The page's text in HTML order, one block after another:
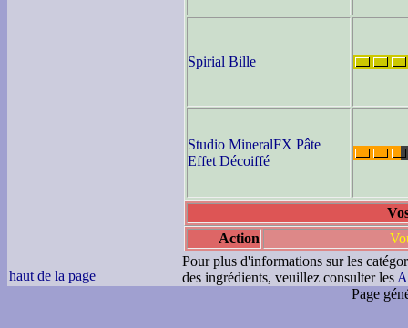
Spirial Bille
Studio MineralFX Pâte
Effet Décoiffé
Action
haut de la page
Pour plus d'informations sur les
des ingrédients, veuillez consulter les
Page